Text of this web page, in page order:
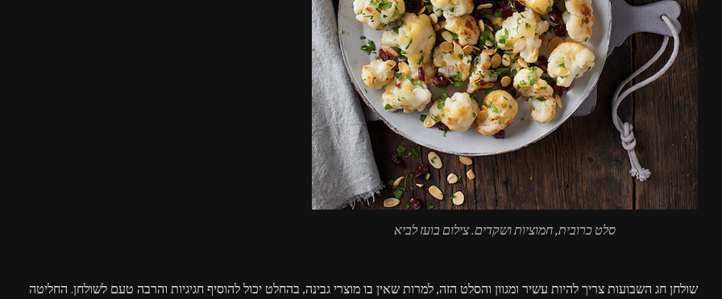
סלט כרובית, חמוציות ושקדים. צילום בועז לביא
שולחן חג השבועות צריך להיות עשיר ומגוון והסלט הזה, למרות שאין בו מוצרי גבינה, בהחלט יכול להוסיף חגיגיות והרבה טעם לשולחן. החליטה